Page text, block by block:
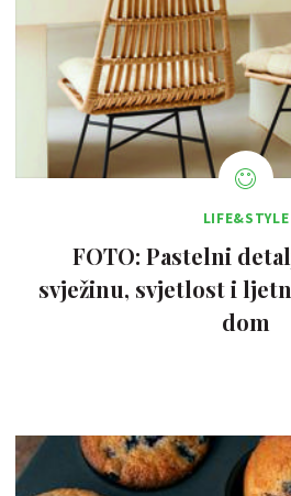
LIFE&STYLE
FOTO: Pastelni
svježinu, svjetlost i
dom